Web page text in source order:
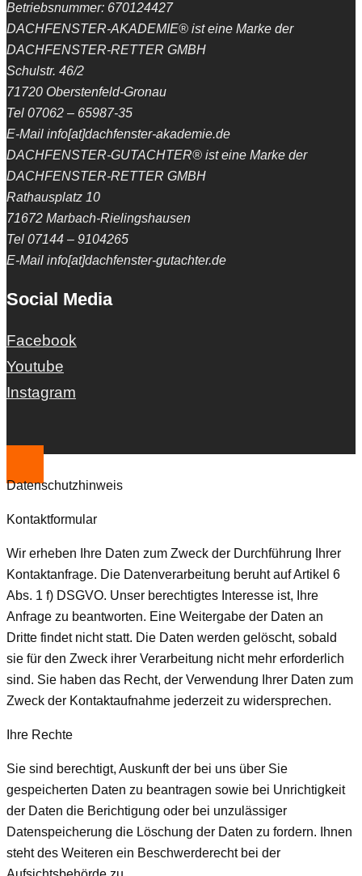
Betriebsnummer: 670124427
DACHFENSTER-AKADEMIE® ist eine Marke der
DACHFENSTER-RETTER GMBH
Schulstr. 46/2
71720 Oberstenfeld-Gronau
Tel 07062 – 65987-35
E-Mail info[at]dachfenster-akademie.de
DACHFENSTER-GUTACHTER® ist eine Marke der
DACHFENSTER-RETTER GMBH
Rathausplatz 10
71672 Marbach-Rielingshausen
Tel 07144 – 9104265
E-Mail info[at]dachfenster-gutachter.de
Social Media
Facebook
Youtube
Instagram
Datenschutzhinweis
Kontaktformular
Wir erheben Ihre Daten zum Zweck der Durchführung Ihrer
Kontaktanfrage. Die Datenverarbeitung beruht auf Artikel 6
Abs. 1 f) DSGVO. Unser berechtigtes Interesse ist, Ihre
Anfrage zu beantworten. Eine Weitergabe der Daten an
Dritte findet nicht statt. Die Daten werden gelöscht, sobald
sie für den Zweck ihrer Verarbeitung nicht mehr erforderlich
sind. Sie haben das Recht, der Verwendung Ihrer Daten zum
Zweck der Kontaktaufnahme jederzeit zu widersprechen.
Ihre Rechte
Sie sind berechtigt, Auskunft der bei uns über Sie
gespeicherten Daten zu beantragen sowie bei Unrichtigkeit
der Daten die Berichtigung oder bei unzulässiger
Datenspeicherung die Löschung der Daten zu fordern. Ihnen
steht des Weiteren ein Beschwerderecht bei der